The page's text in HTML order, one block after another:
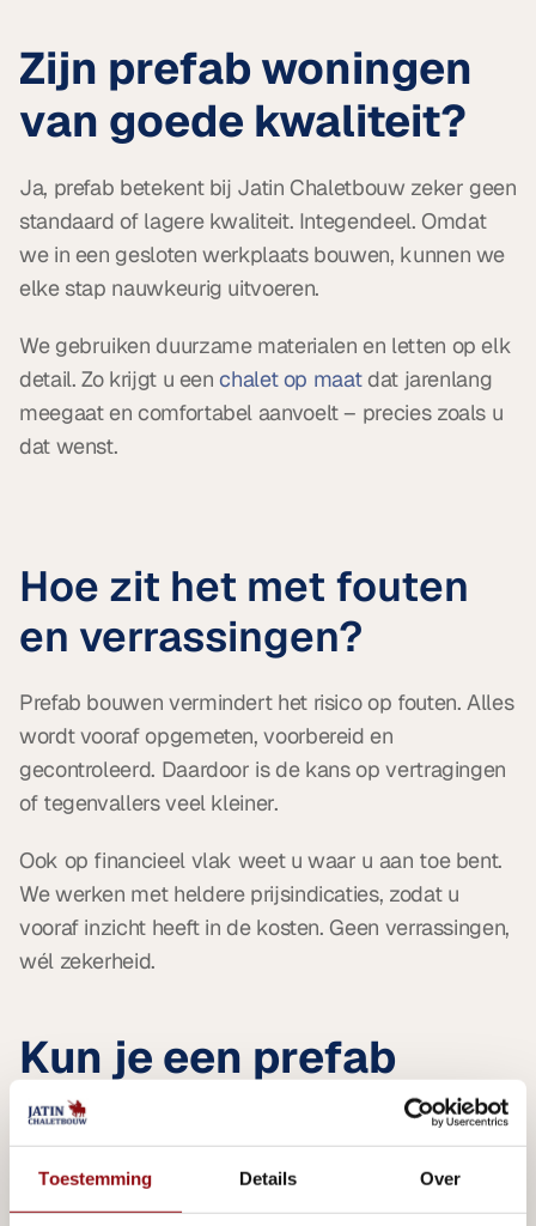
Toestemming Details Over
Zijn prefab woningen
van goede kwaliteit?
Ja, prefab betekent bij Jatin Chaletbouw zeker geen
standaard of lagere kwaliteit. Integendeel. Omdat
we in een gesloten werkplaats bouwen, kunnen we
elke stap nauwkeurig uitvoeren.
We gebruiken duurzame materialen en letten op elk
detail. Zo krijgt u een chalet op maat dat jarenlang
meegaat en comfortabel aanvoelt – precies zoals u
dat wenst.
Hoe zit het met fouten
en verrassingen?
Prefab bouwen vermindert het risico op fouten. Alles
wordt vooraf opgemeten, voorbereid en
gecontroleerd. Daardoor is de kans op vertragingen
of tegenvallers veel kleiner.
Ook op financieel vlak weet u waar u aan toe bent.
We werken met heldere prijsindicaties, zodat u
vooraf inzicht heeft in de kosten. Geen verrassingen,
wél zekerheid.
Kun je een prefab
chalet helemaal op
maat laten maken?